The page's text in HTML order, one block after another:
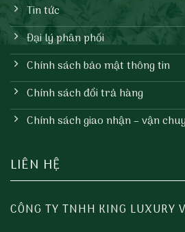
Tin tức
Đại lý phân phối
Chính sách bảo mật thông tin
Chính sách đổi trả hàng
Chính sách giao nhận – vận
LIÊN HỆ
CÔNG TY TNHH KING LUXURY